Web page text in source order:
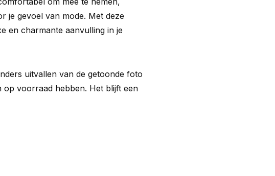
je gevoel van mode. Met deze
en charmante aanvulling in je
uitvallen van de getoonde foto
op voorraad hebben. Het blijft een